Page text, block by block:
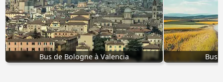
Bus de Bologne à Valencia Bus